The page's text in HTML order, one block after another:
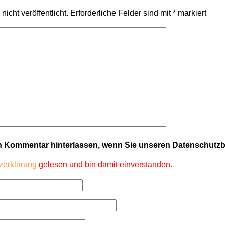
veröffentlicht. Erforderliche Felder sind mit*markiert
Kommentar hinterlassen, wenn Sie unseren
gelesen und bin damit einverstanden.